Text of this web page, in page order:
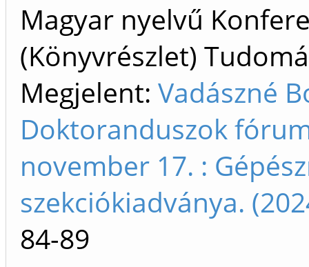
Magyar nyelvű
(Könyvrészlet)
Megjelent: Vadászné
Doktoranduszok
november 17. :
szekciókiadványa.
84-89